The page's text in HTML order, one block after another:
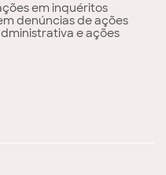
em inquéritos
denúncias de ações
e ações